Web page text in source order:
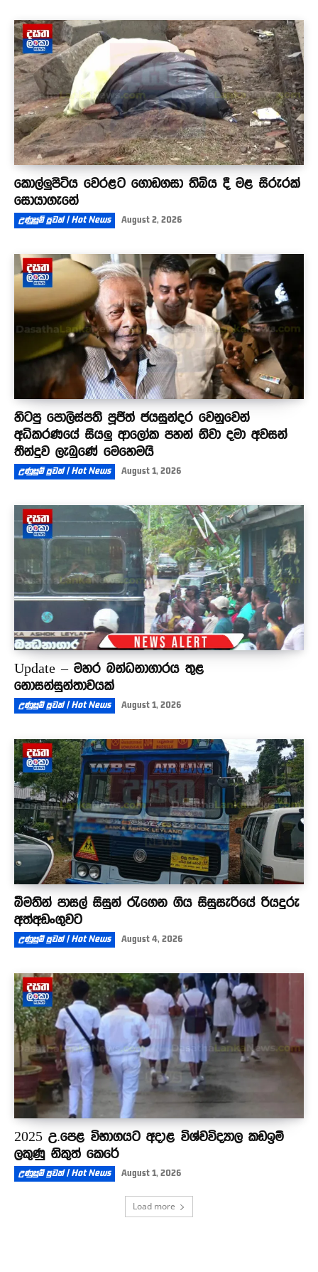
කොල්ලුපිටිය වෙරළට ගොඩගසා තිබිය දී මළ සිරුරක්
සොයාගැනේ
උණුසුම් පුවත් | Hot News August 2, 2026
හිටපු පොලිස්පති පූජිත් ජයසුන්දර වෙනුවෙන්
අධිකරණයේ සියලු ආලෝක පහන් නිවා දමා අවසන්
තීන්දුව ලැබුණේ මෙහෙමයි
උණුසුම් පුවත් | Hot News August 1, 2026
Update – මහර බන්ධනාගාරය තුළ
නොසන්සුන්තාවයක්
උණුසුම් පුවත් | Hot News August 1, 2026
බීමතින් පාසල් සිසුන් රැගෙන ගිය සිසුසැරියේ රියදුරු
අත්අඩංගුවට
උණුසුම් පුවත් | Hot News August 4, 2026
2025 උ.පෙළ විභාගයට අදාළ විශ්වවිද්‍යාල කඩඉම්
ලකුණු නිකුත් කෙරේ
උණුසුම් පුවත් | Hot News August 1, 2026
Load more